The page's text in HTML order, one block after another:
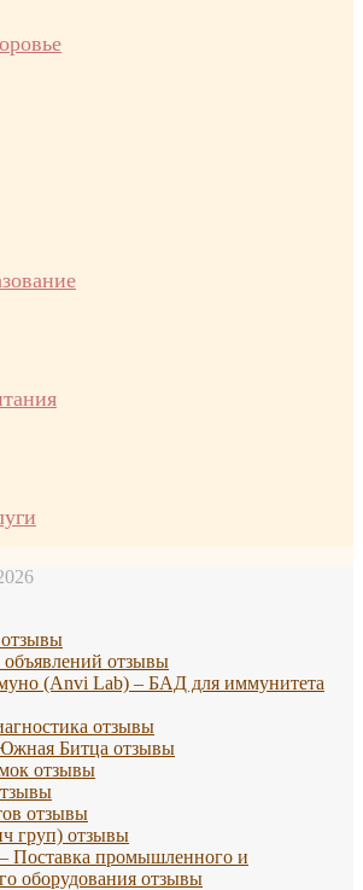
отзывы
(Anvi Lab) – БАД для иммунитета
отзывы
Битца отзывы
отзывы
отзывы
груп) отзывы
промышленного и
оборудования отзывы